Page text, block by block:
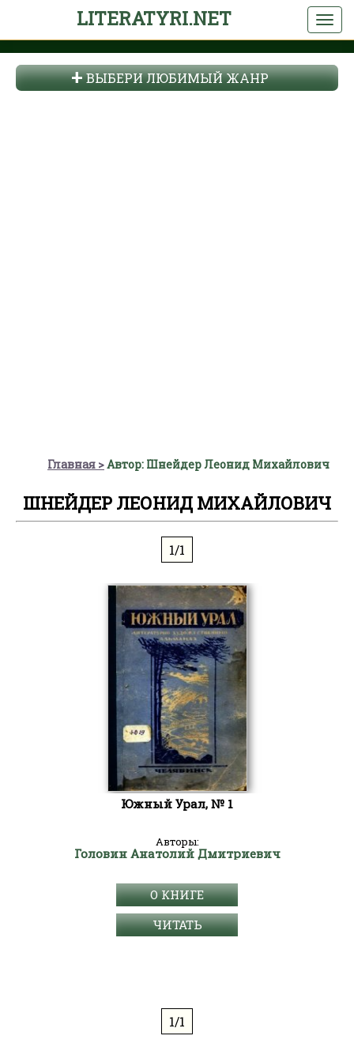
LITERATYRI.NET
ВЫБЕРИ ЛЮБИМЫЙ ЖАНР
Главная Автор: Шнейдер Леонид Михайлович
ШНЕЙДЕР ЛЕОНИД МИХАЙЛОВИЧ
1/1
Южный Урал, № 1
Авторы:
Головин Анатолий Дмитриевич
О КНИГЕ
ЧИТАТЬ
1/1